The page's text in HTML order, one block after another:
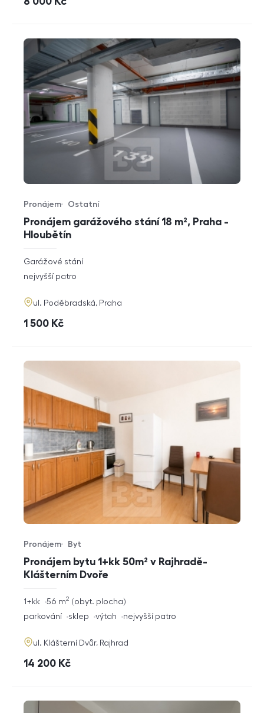
Pronájem garážového stání 18 m², Praha -
Hloubětín
Typ nabídky
Pronájem
Typ nemovitosti
Ostatní
rozměry
dispozice
Garážové stání
funkce
nejvyšší patro
adresa
ul. Poděbradská, Praha
cena
1 500 Kč
Pronájem bytu 1+kk 50m² v Rajhradě-
Klášterním Dvoře
Typ nabídky
Pronájem
Typ nemovitosti
Byt
rozměry
dispozice
1+kk obyt. plocha
56 m2
funkce
parkování sklep výtah nejvyšší patro
adresa
ul. Klášterní Dvůr, Rajhrad
cena
14 200 Kč